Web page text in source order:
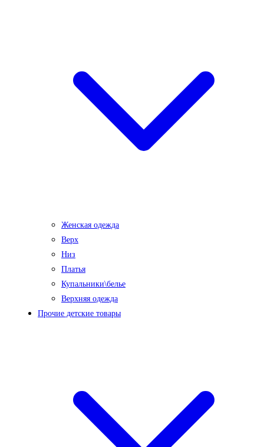
Женская одежда
Верх
Низ
Платья
Купальники\белье
Верхняя одежда
Прочие детские товары